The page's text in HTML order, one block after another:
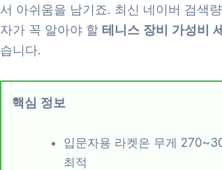
서 아쉬움을 남기죠. 최신 네이버 검색
자가 꼭 알아야 할 테니스 장비 가성비
습니다.
핵심 정보
입문자용 라켓은 무게
최적